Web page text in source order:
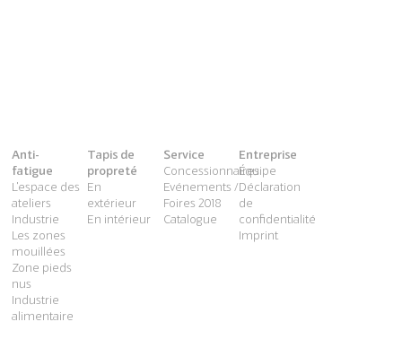
Anti-
fatigue
L'espace des
ateliers
Industrie
Les zones
mouillées
Zone pieds
nus
Industrie
alimentaire
Tapis de
propreté
En
extérieur
En intérieur
Service
Concessionnaires
Evénements /
Foires 2018
Catalogue
Entreprise
Équipe
Déclaration
de
confidentialité
Imprint